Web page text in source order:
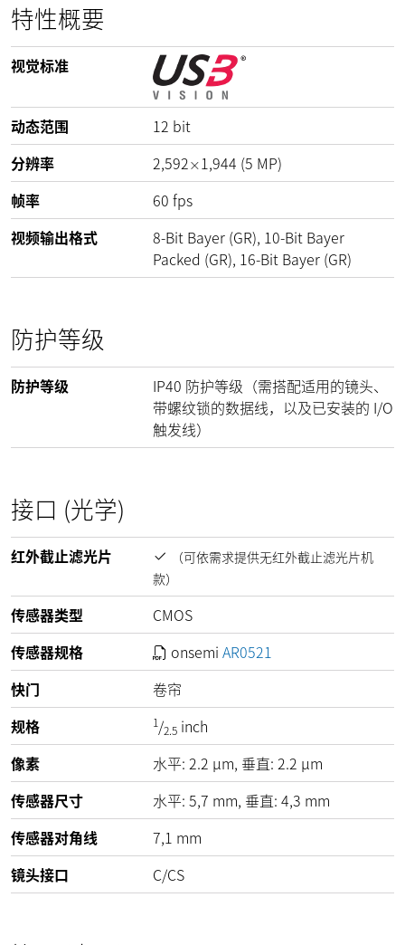
特性概要
视觉标准
动态范围 12 bit
分辨率
2,592×1,944 (5 MP)
帧率
60 fps
视频输出格式
8-Bit Bayer (GR), 10-Bit Bayer
Packed (GR), 16-Bit Bayer (GR)
防护等级
防护等级
IP40 防护等级（需搭配适用的镜头、
带螺纹锁的数据线，以及已安装的 I/O
触发线）
接口 (光学)
红外截止滤光片
（可依需求提供无红外截止滤光片机
款）
传感器类型
CMOS
传感器规格
onsemi AR0521
快门
卷帘
规格
1/2.5 inch
像素
水平: 2.2 µm, 垂直: 2.2 µm
传感器尺寸
水平: 5,7 mm, 垂直: 4,3 mm
传感器对角线
7,1 mm
镜头接口
C/CS